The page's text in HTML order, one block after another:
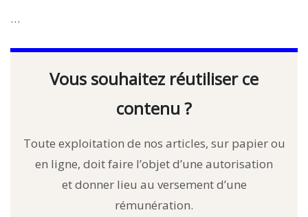
…
Vous souhaitez réutiliser ce
contenu ?
Toute exploitation de nos articles, sur papier ou
en ligne, doit faire l’objet d’une autorisation
et donner lieu au versement d’une
rémunération.